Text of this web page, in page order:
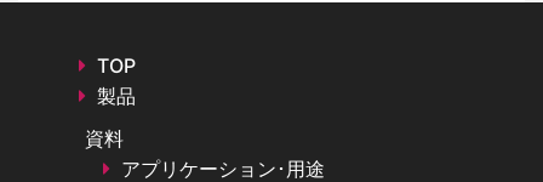
TOP
製品
資料
アプリケーション･用途